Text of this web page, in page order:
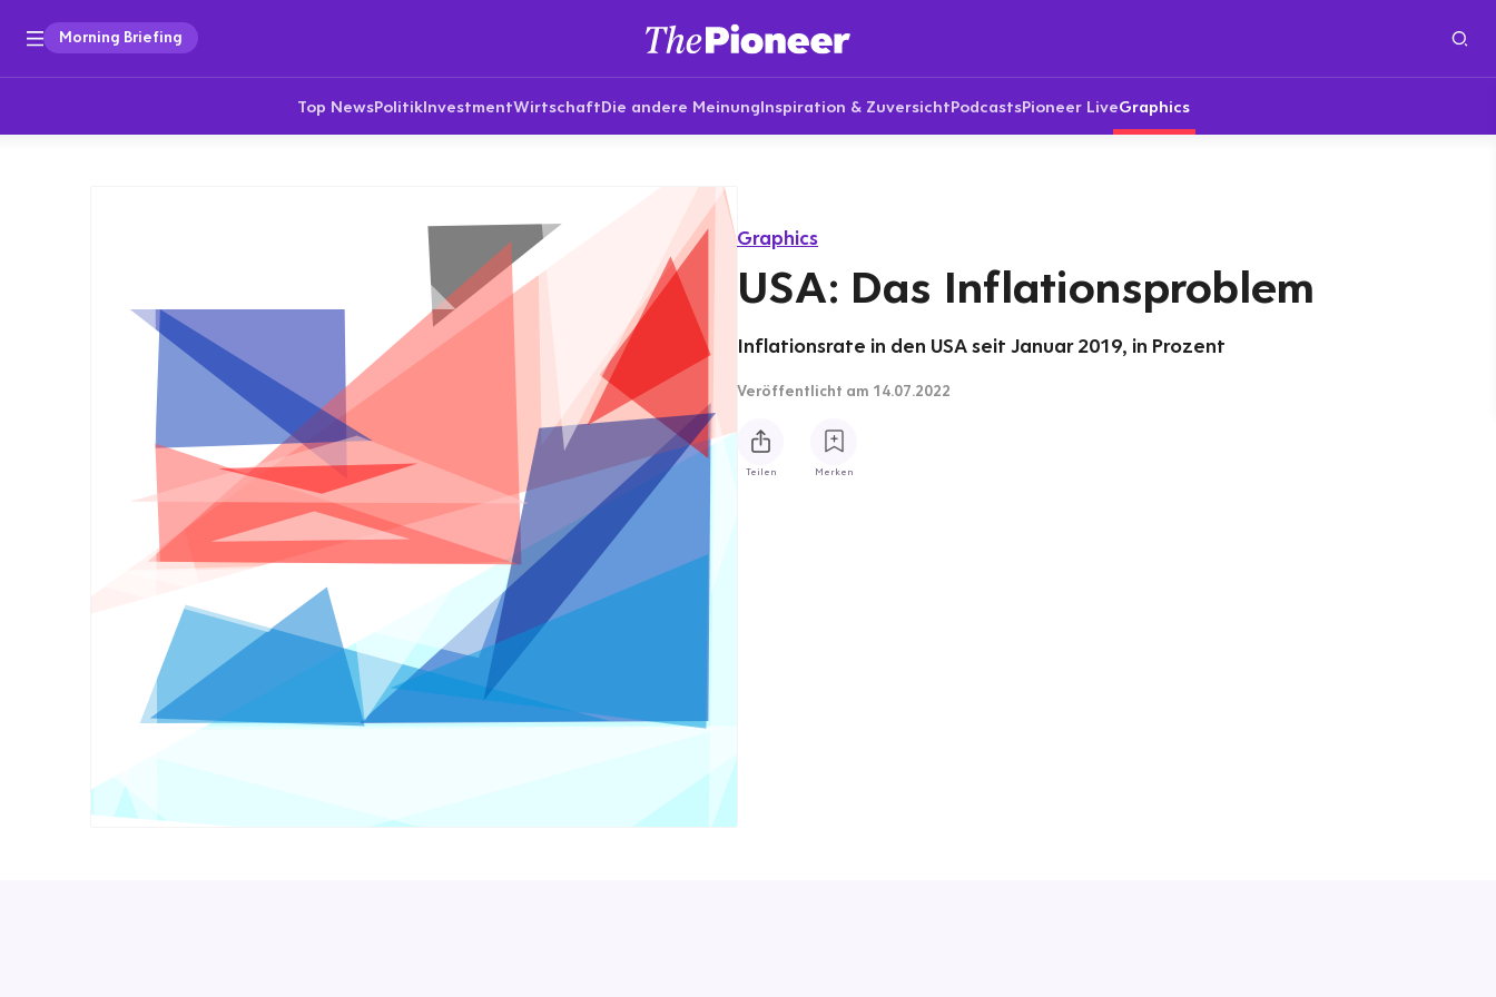
Morning Briefing
Top NewsPolitikInvestmentWirtschaftDie andere MeinungInspiration & ZuversichtPodcastsPioneer LiveGraphics
Graphics
USA: Das Inflationsproblem
Inflationsrate in den USA seit Januar 2019, in Prozent
Veröffentlicht am 14.07.2022
Teilen Merken